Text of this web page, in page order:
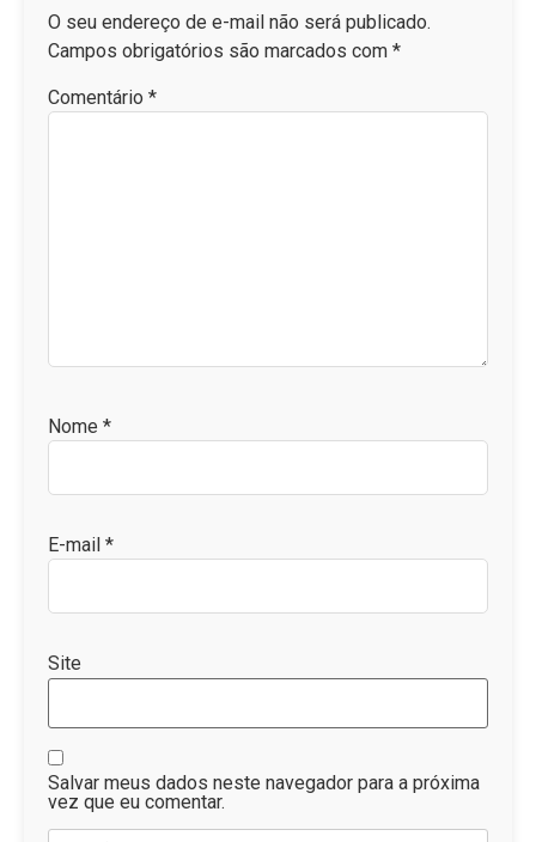
O seu endereço de e-mail não será publicado.
Campos obrigatórios são marcados com *
Comentário *
Nome *
E-mail *
Site
Salvar meus dados neste navegador para a próxima
vez que eu comentar.